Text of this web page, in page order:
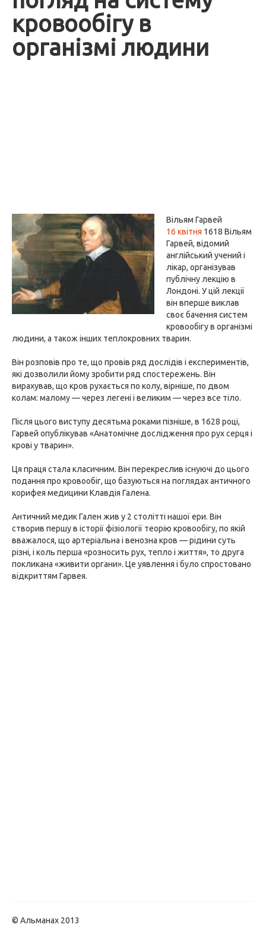
кровообігу в
організмі людини
Вільям Гарвей
16 квітня 1618 Вільям
Гарвей, відомий
англійський учений і
лікар, організував
публічну лекцію в
Лондоні. У цій лекції
він вперше виклав
своє бачення систем
кровообігу в організмі
людини, а також інших теплокровних тварин.
Він розповів про те, що провів ряд дослідів і експериментів,
які дозволили йому зробити ряд спостережень. Він
вирахував, що кров рухається по колу, вірніше, по двом
колам: малому — через легені і великим — через все тіло.
Після цього виступу десятьма роками пізніше, в 1628 році,
Гарвей опублікував «Анатомічне дослідження про рух серця і
крові у тварин».
Ця праця стала класичним. Він перекреслив існуючі до цього
подання про кровообіг, що базуються на поглядах античного
корифея медицини Клавдія Галена.
Античний медик Гален жив у 2 столітті нашої ери. Він
створив першу в історії фізіології теорію кровообігу, по якій
вважалося, що артеріальна і венозна кров — рідини суть
різні, і коль перша «розносить рух, тепло і життя», то друга
покликана «живити органи». Це уявлення і було спростовано
відкриттям Гарвея.
© Альманах 2013